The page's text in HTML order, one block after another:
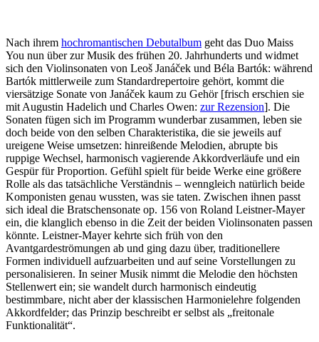
Nach ihrem hochromantischen Debutalbum geht das Duo Maiss
You nun über zur Musik des frühen 20. Jahrhunderts und widmet
sich den Violinsonaten von Leoš Janáček und Béla Bartók: während
Bartók mittlerweile zum Standardrepertoire gehört, kommt die
viersätzige Sonate von Janáček kaum zu Gehör [frisch erschien sie
mit Augustin Hadelich und Charles Owen: zur Rezension]. Die
Sonaten fügen sich im Programm wunderbar zusammen, leben sie
doch beide von den selben Charakteristika, die sie jeweils auf
ureigene Weise umsetzen: hinreißende Melodien, abrupte bis
ruppige Wechsel, harmonisch vagierende Akkordverläufe und ein
Gespür für Proportion. Gefühl spielt für beide Werke eine größere
Rolle als das tatsächliche Verständnis – wenngleich natürlich beide
Komponisten genau wussten, was sie taten. Zwischen ihnen passt
sich ideal die Bratschensonate op. 156 von Roland Leistner-Mayer
ein, die klanglich ebenso in die Zeit der beiden Violinsonaten passen
könnte. Leistner-Mayer kehrte sich früh von den
Avantgardeströmungen ab und ging dazu über, traditionellere
Formen individuell aufzuarbeiten und auf seine Vorstellungen zu
personalisieren. In seiner Musik nimmt die Melodie den höchsten
Stellenwert ein; sie wandelt durch harmonisch eindeutig
bestimmbare, nicht aber der klassischen Harmonielehre folgenden
Akkordfelder; das Prinzip beschreibt er selbst als „freitonale
Funktionalität“.